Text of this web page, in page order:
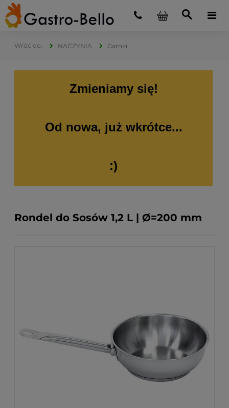
NACZYNIA Garnki
Zmieniamy się!
Od nowa, już wkrótce...
:)
Rondel do Sosów 1,2 L | Ø=200 mm